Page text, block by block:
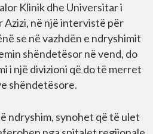
Klinik dhe Universitar i
Azizi, në një intervistë për
se në vazhdën e ndryshimit
shëndetësor në vend, do
i një divizioni që do të merret
shëndetësore.
ndryshim, synohet që të ulet